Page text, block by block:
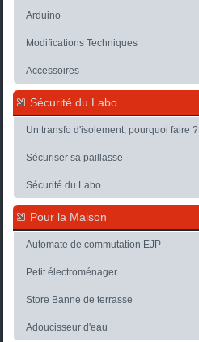
Arduino
Modifications Techniques
Accessoires
Sécurité du Labo
Un transfo d'isolement, pourquoi faire ?
Sécuriser sa paillasse
Sécurité du Labo
Pour la Maison
Automate de commutation EJP
Petit électroménager
Store Banne de terrasse
Adoucisseur d'eau